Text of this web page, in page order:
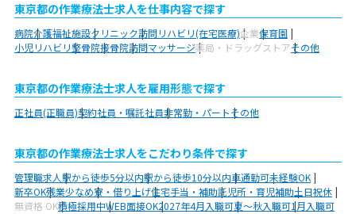
東京都の作業療法士求人を仕事内容で探す
病院介護福祉施設クリニック訪問リハビリ(在宅医療)企業保育園
小児リハビリ整骨院接骨院訪問マッサージ薬局・ドラッグストアその他
東京都の作業療法士求人を雇用形態で探す
正社員(正職員)契約社員・嘱託社員非常勤・パートその他
東京都の作業療法士求人をこだわり条件で探す
管理職求人駅から徒歩5分以内駅から徒歩10分以内車通勤可未経験OK
新卒OK残業少なめ寮・借り上げ住宅手当・補助託児所・育児補助土日祝休
無資格 OK積極採用中WEB面接OK2027年4月入職可夏～秋入職可1月入職可